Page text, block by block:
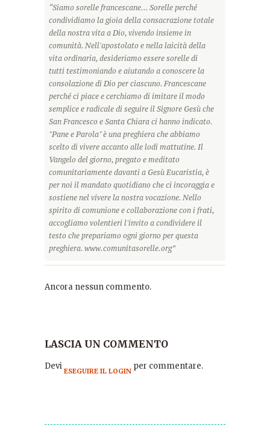
“Siamo sorelle francescane... Sorelle perché
condividiamo la gioia della consacrazione totale
della nostra vita a Dio, vivendo insieme in
comunità. Nell'apostolato e nella laicità della
vita ordinaria, desideriamo essere sorelle di
tutti testimoniando e aiutando a conoscere la
consolazione di Dio per ciascuno. Francescane
perché ci piace e cerchiamo di imitare il modo
semplice e radicale di seguire il Signore Gesù che
San Francesco e Santa Chiara ci hanno indicato.
"Pane e Parola" è una preghiera che abbiamo
scelto di vivere accanto alle lodi mattutine. Il
Vangelo del giorno, pregato e meditato
comunitariamente davanti a Gesù Eucaristia, è
per noi il mandato quotidiano che ci incoraggia e
sostiene nel vivere la nostra vocazione. Nello
spirito di comunione e collaborazione con i frati,
accogliamo volentieri l'invito a condividere il
testo che prepariamo ogni giorno per questa
preghiera. www.comunitasorelle.org”
Ancora nessun commento.
LASCIA UN COMMENTO
Devi ESEGUIRE IL LOGIN per commentare.